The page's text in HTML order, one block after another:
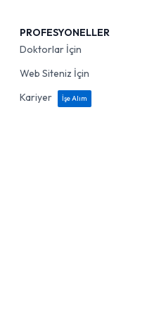
PROFESYONELLER
Doktorlar İçin
Web Siteniz İçin
Kariyer
İşe Alım